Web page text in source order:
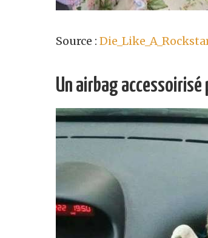
Source :
Un airbag